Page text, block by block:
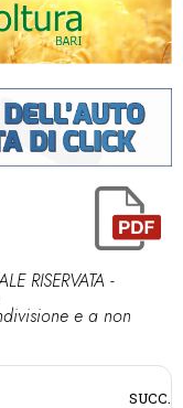
RISERVATA -
e a non
SUCC.